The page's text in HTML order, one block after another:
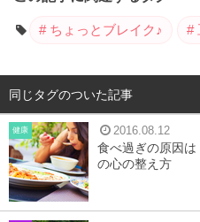
ちょっとブレイク♪
同じタグのついた記事
健康 2016.08.12
食べ過ぎの原因
の心の整え方